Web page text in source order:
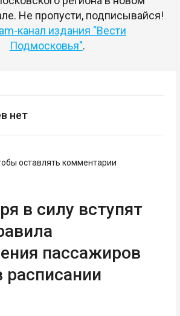
Не пропусти, подписывайся!
канал издания "Вести
Подмосковья".
нет
оставлять комментарии
в силу вступят
пассажиров
расписании